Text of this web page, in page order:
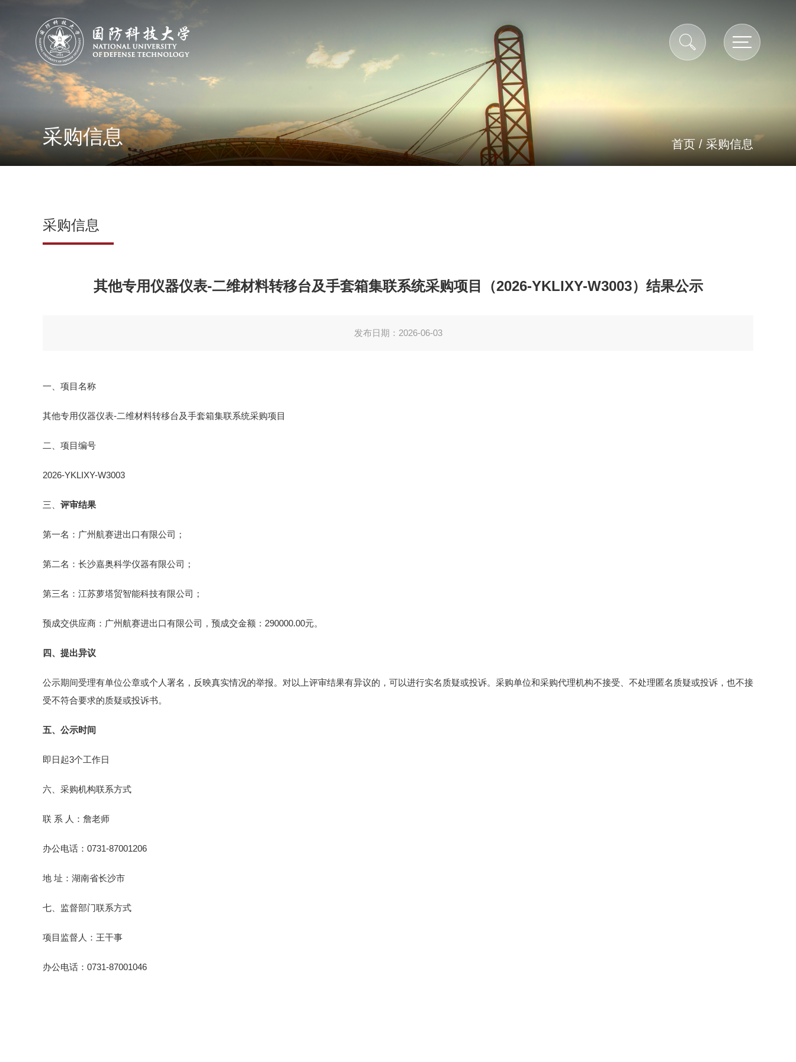
采购信息 首页/采购信息
采购信息
其他专用仪器仪表-二维材料转移台及手套箱集联系统采购项目（2026-YKLIXY-W3003）结果公示
发布日期：2026-06-03
一、项目名称
其他专用仪器仪表-二维材料转移台及手套箱集联系统采购项目
二、项目编号
2026-YKLIXY-W3003
三、 评审结果
第一名：广州航赛进出口有限公司；
第二名：长沙嘉奥科学仪器有限公司；
第三名：江苏萝塔贸智能科技有限公司；
预成交供应商：广州航赛进出口有限公司，预成交金额：290000.00元。
四、提出异议
公示期间受理有单位公章或个人署名，反映真实情况的举报。对以上评审结果有异议的，可以进行实名质疑或投诉。采购单位和采购代理机构不接受、不处理匿名质疑或投诉，也不接
受不符合要求的质疑或投诉书。
五、公示时间
即日起3个工作日
六、采购机构联系方式
联 系 人：詹老师
办公电话：0731-87001206
地 址：湖南省长沙市
七、监督部门联系方式
项目监督人：王干事
办公电话：0731-87001046